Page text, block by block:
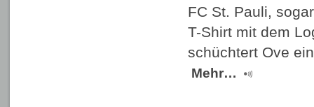
FC St. Pauli,
T-Shirt mit dem
schüchtert Ove
Mehr…